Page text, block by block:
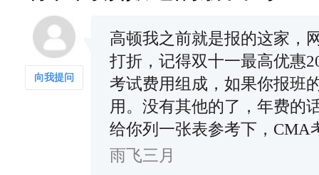
向我提问
高顿我之前就是报的这家，
打折，记得双十一最高优惠
考试费用组成，如果你报班
用。没有其他的了，年费的
给你列一张表参考下，CMA
雨飞三月